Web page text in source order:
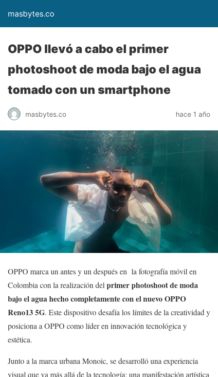
masbytes.co
OPPO llevó a cabo el primer
photoshoot de moda bajo el agua
tomado con un smartphone
masbytes.co hace 1 año
OPPO marca un antes y un después en la fotografía móvil en
Colombia con la realización del primer photoshoot de moda
bajo el agua hecho completamente con el nuevo OPPO
Reno13 5G. Este dispositivo desafía los límites de la creatividad y
posiciona a OPPO como líder en innovación tecnológica y
estética.
Junto a la marca urbana Monoic, se desarrolló una experiencia
visual que va más allá de la tecnología: una manifestación artística